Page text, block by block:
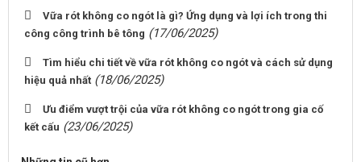
Vữa rót không co ngót là gì? Ứng dụng và lợi ích trong thi
công công trình bê tông (17/06/2025)
Tìm hiểu chi tiết về vữa rót không co ngót và cách sử dụng
hiệu quả nhất (18/06/2025)
Ưu điểm vượt trội của vữa rót không co ngót trong gia cố
kết cấu (23/06/2025)